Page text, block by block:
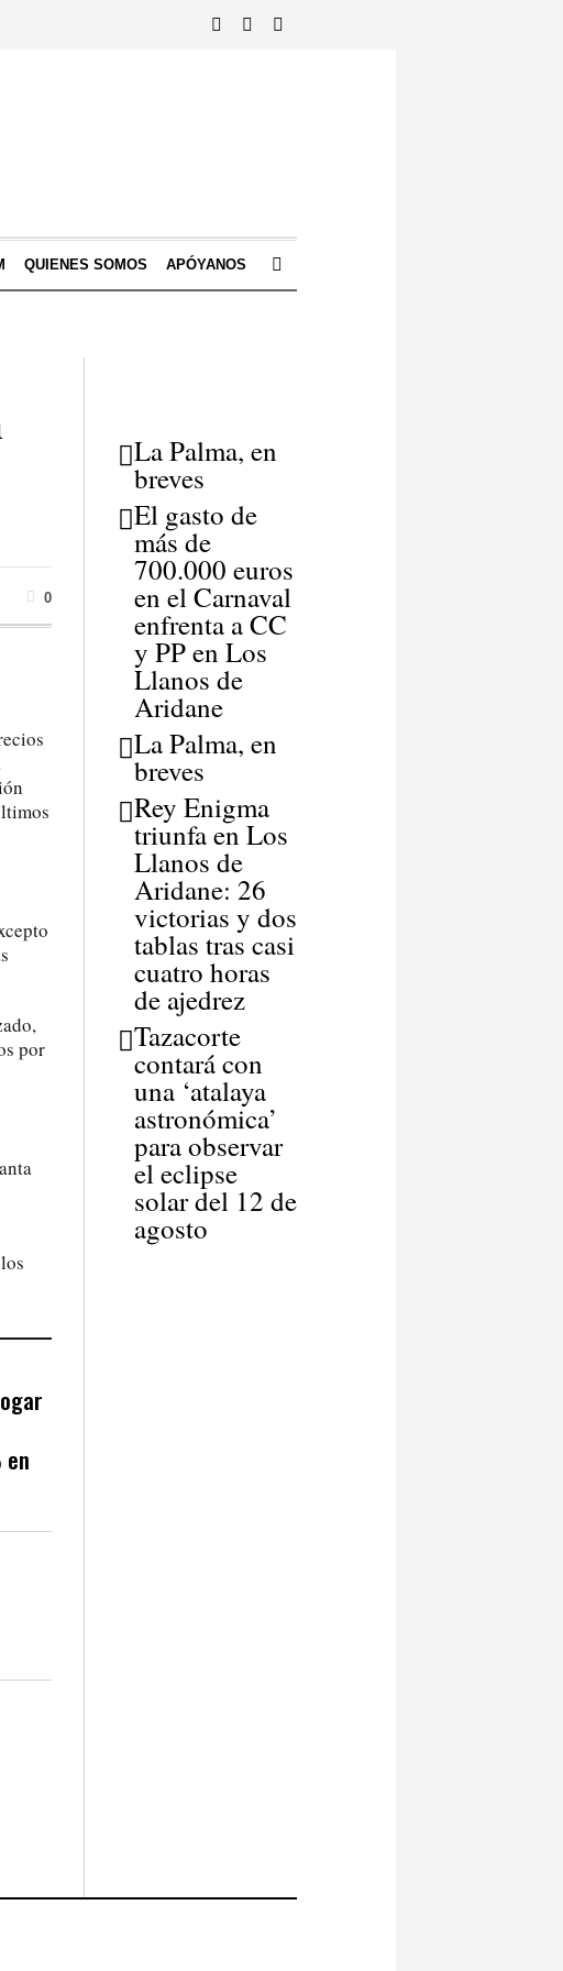
QUIENES SOMOS APÓYANOS
0
por
La Palma, en
breves
El gasto de
más de
700.000 euros
en el Carnaval
enfrenta a CC
y PP en Los
Llanos de
Aridane
La Palma, en
breves
Rey Enigma
triunfa en Los
Llanos de
Aridane: 26
victorias y dos
tablas tras casi
cuatro horas
de ajedrez
Tazacorte
contará con
una ‘atalaya
astronómica’
para observar
el eclipse
solar del 12 de
agosto